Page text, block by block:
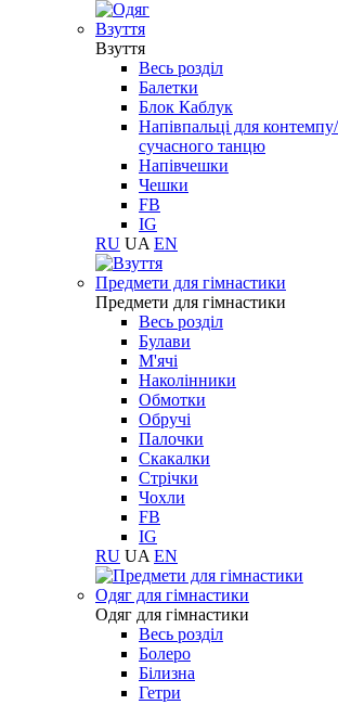
Взуття
Взуття
Весь розділ
Балетки
Блок Каблук
Напівпальці для
сучасного танцю
Напівчешки
Чешки
FB
IG
RU UA EN
Предмети для гімнастики
Предмети для гімнастики
Весь розділ
Булави
М'ячі
Наколінники
Обмотки
Обручі
Палочки
Скакалки
Стрічки
Чохли
FB
IG
RU UA EN
Одяг для гімнастики
Одяг для гімнастики
Весь розділ
Болеро
Білизна
Гетри